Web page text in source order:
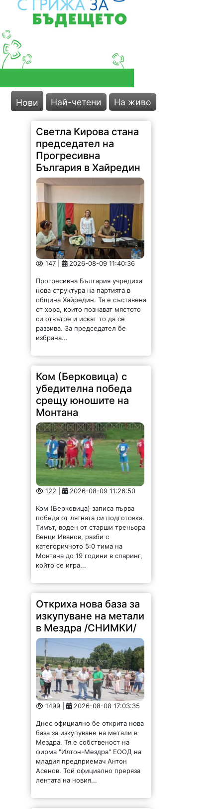
Нови Най-четени На живо
Светла Кирова стана
председател на
Прогресивна
България в Хайредин
147 | 2026-08-09 11:40:36
Прогресивна България учредиха
нова структура на партията в
община Хайредин. Тя е съставена
от хора, които познават мястото
си отвътре и искат то да се
развива. За председател бе
избрана...
Ком (Берковица) с
убедителна победа
срещу юношите на
Монтана
122 | 2026-08-09 11:26:50
Ком (Берковица) записа първа
победа от лятната си подготовка.
Тимът, воден от старши треньора
Венци Иванов, разби с
категоричното 5:0 тима на
Монтана до 19 години в спаринг,
който се игра...
Откриха нова база за
изкупуване на метали
в Мездра /СНИМКИ/
1499 | 2026-08-08 17:03:35
Днес официално бе открита нова
база за изкупуване на метали в
Мездра. Тя е собственост на
фирма "Илтон-Мездра" ЕООД на
младия предприемач Антон
Асенов. Той официално преряза
лентата на новия...